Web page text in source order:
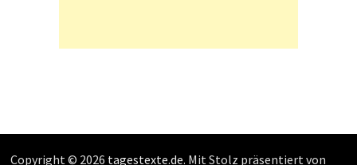
Copyright © 2026 tagestexte.de. Mit Stolz präsentiert von